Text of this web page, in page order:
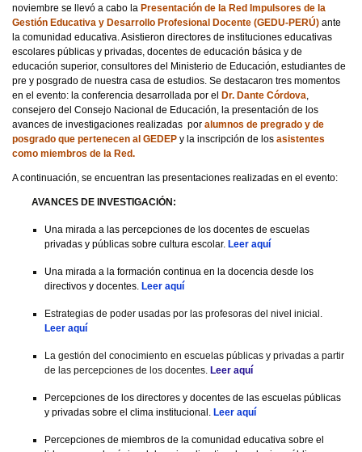
noviembre se llevó a cabo la Presentación de la Red Impulsores de la
Gestión Educativa y Desarrollo Profesional Docente (GEDU-PERÚ) ante
la comunidad educativa. Asistieron directores de instituciones educativas
escolares públicas y privadas, docentes de educación básica y de
educación superior, consultores del Ministerio de Educación, estudiantes de
pre y posgrado de nuestra casa de estudios. Se destacaron tres momentos
en el evento: la conferencia desarrollada por el Dr. Dante Córdova,
consejero del Consejo Nacional de Educación, la presentación de los
avances de investigaciones realizadas por alumnos de pregrado y de
posgrado que pertenecen al GEDEP y la inscripción de los asistentes
como miembros de la Red.
A continuación, se encuentran las presentaciones realizadas en el evento:
AVANCES DE INVESTIGACIÓN:
Una mirada a las percepciones de los docentes de escuelas
privadas y públicas sobre cultura escolar. Leer aquí
Una mirada a la formación continua en la docencia desde los
directivos y docentes. Leer aquí
Estrategias de poder usadas por las profesoras del nivel inicial.
Leer aquí
La gestión del conocimiento en escuelas públicas y privadas a partir
de las percepciones de los docentes. Leer aquí
Percepciones de los directores y docentes de las escuelas públicas
y privadas sobre el clima institucional. Leer aquí
Percepciones de miembros de la comunidad educativa sobre el